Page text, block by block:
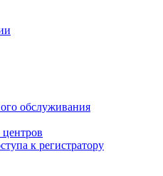
обслуживания
к регистратору